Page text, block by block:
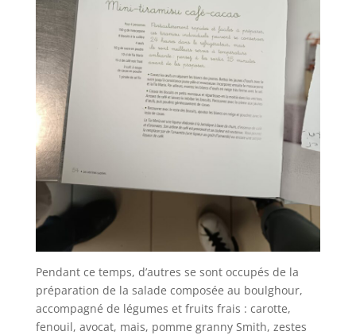
Pendant ce temps, d’autres se sont occupés de la
préparation de la salade composée au boulghour,
accompagné de légumes et fruits frais : carotte,
fenouil, avocat, mais, pomme granny Smith, zestes